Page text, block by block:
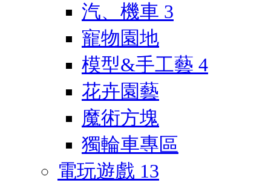
汽、機車 3
寵物園地
模型&手工藝 4
花卉園藝
魔術方塊
獨輪車專區
電玩遊戲 13